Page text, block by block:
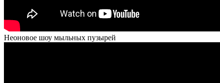
Неоновое шоу мыльных пузырей